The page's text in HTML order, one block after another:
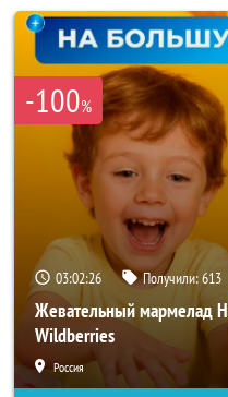
-100%
03:02:24 Получили:613
Жевательный мармелад
Wildberries
Россия